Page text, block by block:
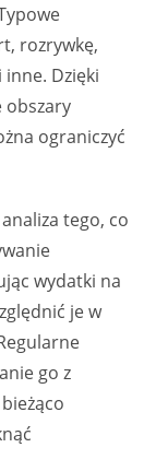
rozrywkę,
Dzięki
obszary
ograniczyć
tego, co
wydatki na
je w
go z